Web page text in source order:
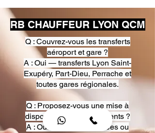
RB CHAUFFEUR LYON QCM
Q : Couvrez-vous les transferts
aéroport et gare ?
A : Oui — transferts Lyon Saint-
Exupéry, Part-Dieu, Perrache et
toutes gares régionales.
Q : Proposez-vous une mise à
disposition pour événements ?
A : Oui — heures, journées ou